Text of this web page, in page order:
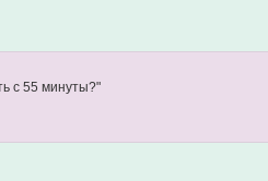
с 55 минуты?"